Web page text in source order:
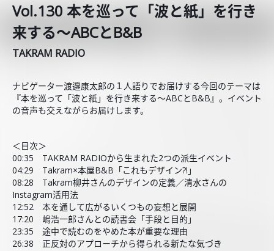
Vol.130 本を巡って「波と紙」を行き
来する～ABCとB&B
TAKRAM RADIO
ナビゲーター渡邉康太郎の１人語りでお届けする今回のテーマは
『本を巡って「波と紙」を行き来する～ABCとB&B』。イベント
の音声も交えながらお届けします。
＜目次＞
00:35 TAKRAM RADIOから生まれた2つの派生イベント
04:29 Takram×本屋B&B「これもデザイン?!」
08:28 Takram柳井さんのデザインの定義／清水さんの
Instagram活用法
12:52 本を通して広がるいくつもの妄想と展開
17:20 嶋浩一郎さんとの読書会「手段と目的」
23:35 途中で読むのをやめた本が重要な理由
26:38 正反対のアプローチから得られる新たな気づき